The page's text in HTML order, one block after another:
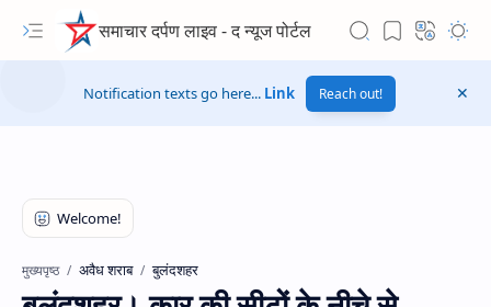
समाचार दर्पण लाइव - द न्यूज पोर्टल
Notification texts go here... Link Reach out!
मुख्यपृष्ठ अवैध शराब बुलंदशहर